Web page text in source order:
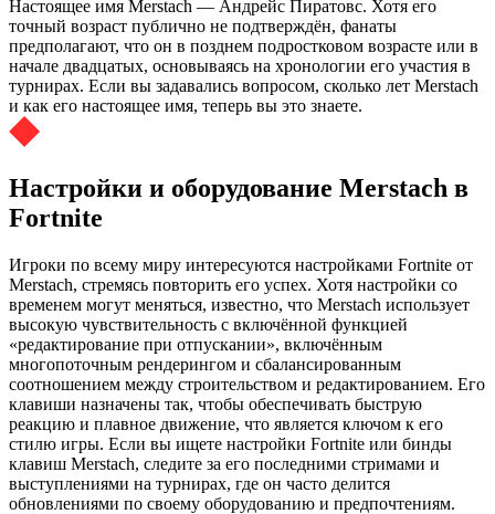
Настоящее имя Merstach — Андрейс Пиратовс. Хотя его
точный возраст публично не подтверждён, фанаты
предполагают, что он в позднем подростковом возрасте или в
начале двадцатых, основываясь на хронологии его участия в
турнирах. Если вы задавались вопросом, сколько лет Merstach
и как его настоящее имя, теперь вы это знаете.
Настройки и оборудование Merstach в
Fortnite
Игроки по всему миру интересуются настройками Fortnite от
Merstach, стремясь повторить его успех. Хотя настройки со
временем могут меняться, известно, что Merstach использует
высокую чувствительность с включённой функцией
«редактирование при отпускании», включённым
многопоточным рендерингом и сбалансированным
соотношением между строительством и редактированием. Его
клавиши назначены так, чтобы обеспечивать быструю
реакцию и плавное движение, что является ключом к его
стилю игры. Если вы ищете настройки Fortnite или бинды
клавиш Merstach, следите за его последними стримами и
выступлениями на турнирах, где он часто делится
обновлениями по своему оборудованию и предпочтениям.